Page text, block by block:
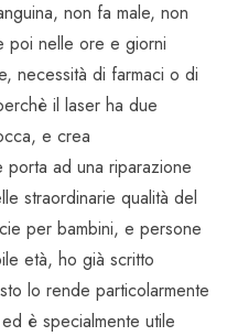
non fa male, non
poi nelle ore e giorni
necessità di farmaci o di
il laser ha due
e crea
ad una riparazione
straordinarie qualità del
per bambini, e persone
età, ho già scritto
lo rende particolarmente
è specialmente utile